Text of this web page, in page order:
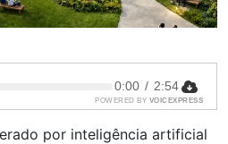
0:00 / 2:54
POWERED BY VOICEXPRESS
por inteligência artificial